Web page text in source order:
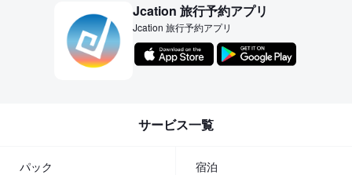
Jcation 旅行予約アプリ
Jcation 旅行予約アプリ
サービス一覧
パック 宿泊